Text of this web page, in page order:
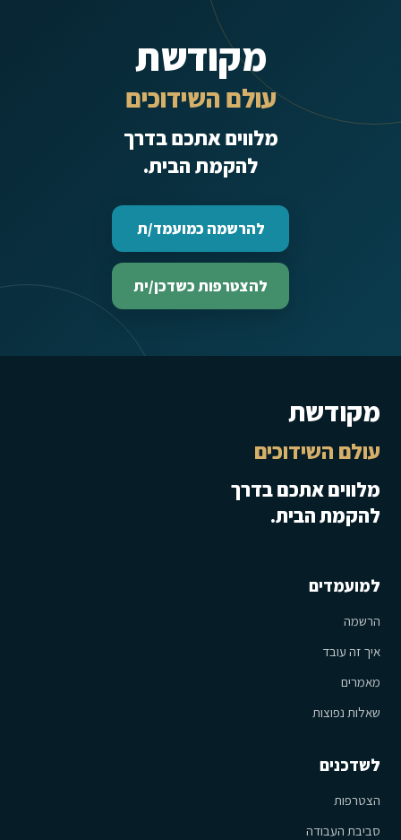
מקודשת
עולם השידוכים
מלווים אתכם בדרך
להקמת הבית.
להרשמה כמועמד/ת
להצטרפות כשדכן/ית
מקודשת
עולם השידוכים
מלווים אתכם בדרך
להקמת הבית.
למועמדים
הרשמה
איך זה עובד
מאמרים
שאלות נפוצות
לשדכנים
הצטרפות
סביבת העבודה